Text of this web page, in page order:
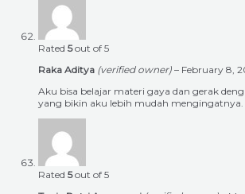
Rated 5out of 5
Raka Aditya (verified owner) – February 8,
Aku bisa belajar materi gaya dan gerak
yang bikin aku lebih mudah mengingatnya.
Rated 5out of 5